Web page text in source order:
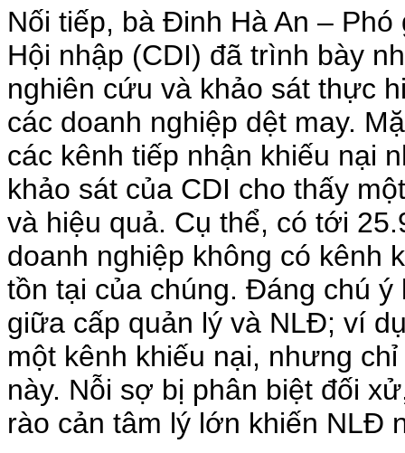
Nối tiếp, bà Đinh Hà An –
Hội nhập (CDI) đã trình bày
nghiên cứu và khảo sát thực
các doanh nghiệp dệt may.
các kênh tiếp nhận khiếu nại
khảo sát của CDI cho thấy
và hiệu quả. Cụ thể, có tới
doanh nghiệp không có kênh
tồn tại của chúng. Đáng chú
giữa cấp quản lý và NLĐ; ví
một kênh khiếu nại, nhưng
này. Nỗi sợ bị phân biệt đối
rào cản tâm lý lớn khiến NLĐ